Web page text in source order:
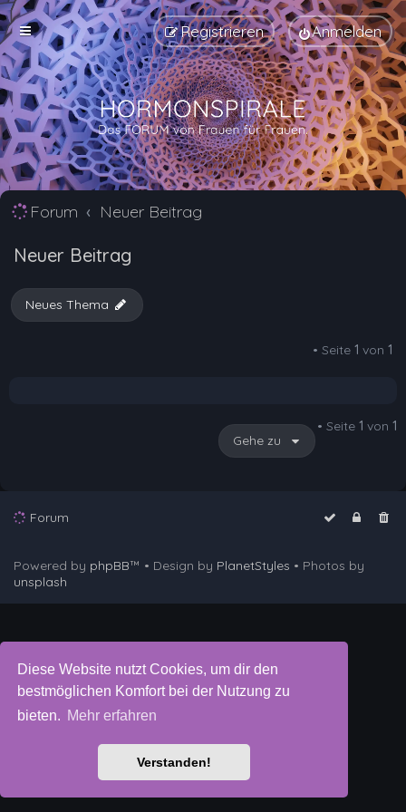
Diese Website nutzt Cookies, um dir den
bestmöglichen Komfort bei der Nutzung zu
bieten. Mehr erfahren
Verstanden!
Anmelden
Registrieren
Forum Neuer Beitrag
Neuer Beitrag
Neues Thema
• Seite 1 von 1
• Seite 1 von 1
Gehe zu
Forum
Powered by phpBB™ • Design by PlanetStyles • Photos by
unsplash